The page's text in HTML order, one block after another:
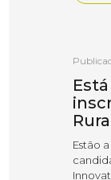
Estão